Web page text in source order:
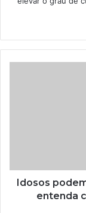
Idosos
entenda